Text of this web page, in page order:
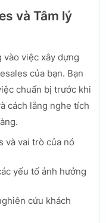
và Tâm lý
việc xây dựng
của bạn. Bạn
chuẩn bị trước khi
cách lắng nghe tích
và vai trò của nó
yếu tố ảnh hưởng
cứu khách